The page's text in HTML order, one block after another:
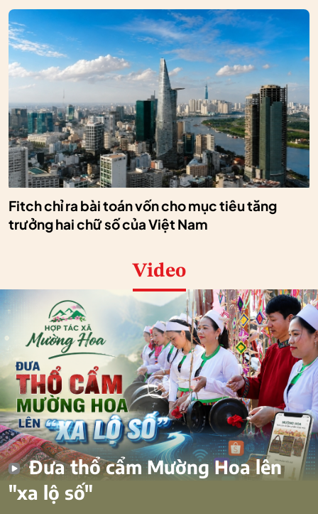
Fitch chỉ ra bài toán vốn cho mục tiêu tăng
trưởng hai chữ số của Việt Nam
Video
Đưa thổ cẩm Mường Hoa lên
"xa lộ số"